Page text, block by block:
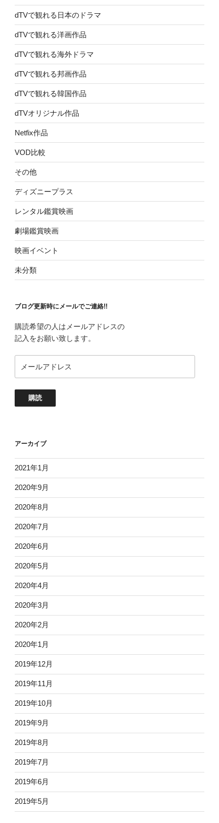
dTVで観れる日本のドラマ
dTVで観れる洋画作品
dTVで観れる海外ドラマ
dTVで観れる邦画作品
dTVで観れる韓国作品
dTVオリジナル作品
Netfix作品
VOD比較
その他
ディズニープラス
レンタル鑑賞映画
劇場鑑賞映画
映画イベント
未分類
ブログ更新時にメールでご連絡!!
購読希望の人はメールアドレスの
記入をお願い致します。
ー
ド
購読
アーカイブ
2021年1月
2020年9月
2020年8月
2020年7月
2020年6月
2020年5月
2020年4月
2020年3月
2020年2月
2020年1月
2019年12月
2019年11月
2019年10月
2019年9月
2019年8月
2019年7月
2019年6月
2019年5月